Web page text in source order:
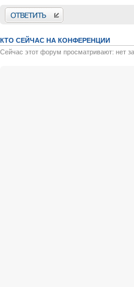
Ответить
КТО СЕЙЧАС НА КОНФЕРЕНЦИИ
Сейчас этот форум просматривают: нет